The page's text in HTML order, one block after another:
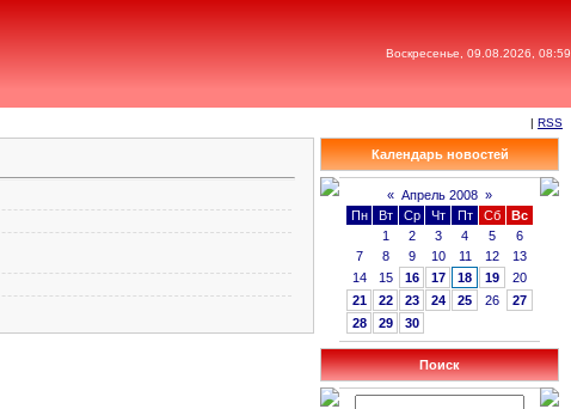
Воскресенье, 09.08.2026, 08:59
| RSS
Календарь новостей
« Апрель 2008 »
Пн
Вт Ср Чт Пт Сб
Вс
1
2 3 4 5
6
7
8 9 10 11 12
13
14
15 16 17 18 19
20
21
22 23 24 25 26
27
28
29 30
Поиск